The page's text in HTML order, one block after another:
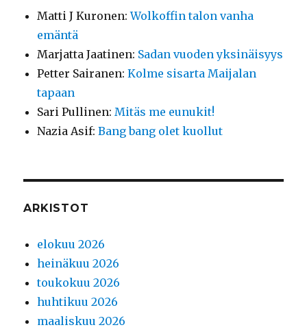
Matti J Kuronen:Wolkoffin talon vanha
emäntä
Marjatta Jaatinen: Sadan vuoden yksinäisyys
Petter Sairanen:Kolme sisarta Maijalan
tapaan
Sari Pullinen: Mitäs me eunukit!
Nazia Asif:Bang bang olet kuollut
ARKISTOT
elokuu 2026
heinäkuu 2026
toukokuu 2026
huhtikuu 2026
maaliskuu 2026